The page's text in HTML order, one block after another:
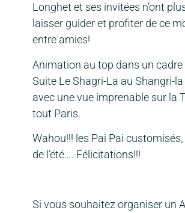
Longhet et ses invitées n’ont
laisser guider et profiter de ce
entre amies!
Animation au top dans un
Suite Le Shagri-La au Shangri-
avec une vue imprenable sur la
tout Paris.
Wahou!!! les Pai Pai customisés,
de l’été…. Félicitations!!!
Si vous souhaitez organiser un